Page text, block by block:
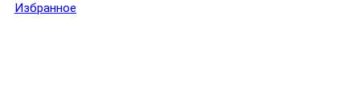
Избранное